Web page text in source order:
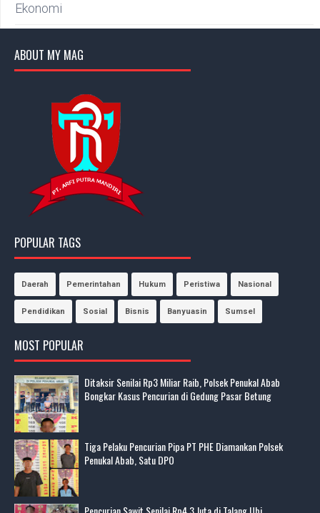
Ekonomi
ABOUT MY MAG
POPULAR TAGS
Daerah Pemerintahan Hukum Peristiwa Nasional
Pendidikan Sosial Bisnis Banyuasin Sumsel
MOST POPULAR
Ditaksir Senilai Rp3 Miliar Raib, Polsek Penukal Abab
Bongkar Kasus Pencurian di Gedung Pasar Betung
Tiga Pelaku Pencurian Pipa PT PHE Diamankan Polsek
Penukal Abab, Satu DPO